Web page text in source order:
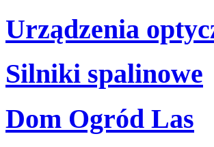
Urządzenia
Silniki spalinowe
Dom Ogród Las